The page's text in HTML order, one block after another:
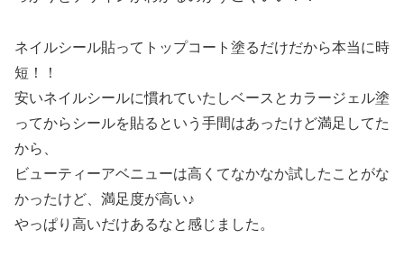
ネイルシール貼ってトップコート塗るだけだから本当に時
短！！
安いネイルシールに慣れていたしベースとカラージェル塗
ってからシールを貼るという手間はあったけど満足してた
から、
ビューティーアベニューは高くてなかなか試したことがな
かったけど、満足度が高い♪
やっぱり高いだけあるなと感じました。